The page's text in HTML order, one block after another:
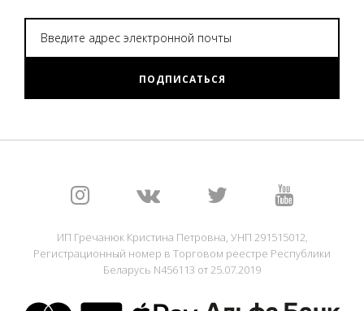
ПОДПИСАТЬСЯ
ИП Гречанюк Кристина Петровна, УНП 291515012,
Регистрационный номер в Торговом реестре Республики
Беларусь N456113 от 25.07.2019